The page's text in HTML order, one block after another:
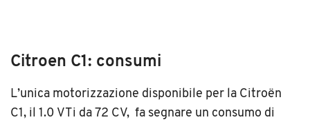
Citroen C1: consumi
L’unica motorizzazione disponibile per la Citroën
C1, il 1.0 VTi da 72 CV, fa segnare un consumo di